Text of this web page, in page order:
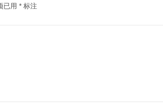
已用 * 标注